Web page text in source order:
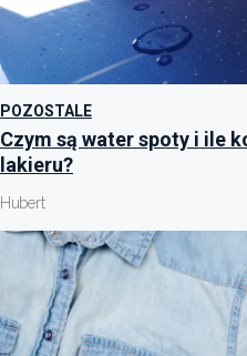
POZOSTALE
Czym są water spoty i ile
lakieru?
Hubert